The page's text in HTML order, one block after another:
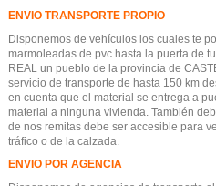
ENVIO TRANSPORTE PROPIO
Disponemos de vehículos los cuales te
marmoleadas de pvc hasta la puerta de
REAL un pueblo de la provincia de
servicio de transporte de hasta 150 km
en cuenta que el material se entrega a
material a ninguna vivienda. También
de nos remitas debe ser accesible para
tráfico o de la calzada.
ENVIO POR AGENCIA